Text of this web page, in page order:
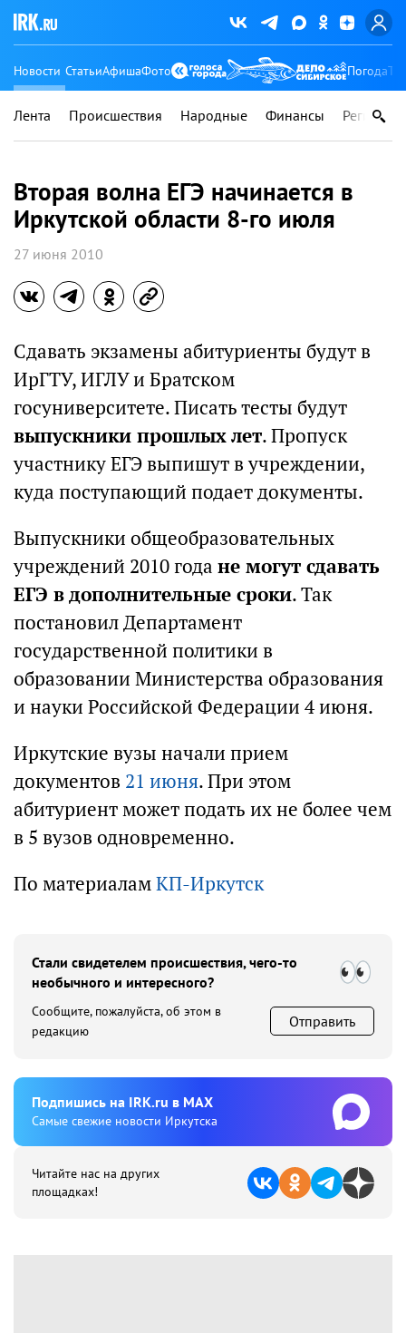
Новости СтатьиАфишаФото Погода
Лента Происшествия Народные Финансы Регионы
Вторая волна ЕГЭ начинается в
Иркутской области 8-го июля
27 июня 2010
Сдавать экзамены абитуриенты будут в
ИрГТУ, ИГЛУ и Братском
госуниверситете. Писать тесты будут
выпускники прошлых лет. Пропуск
участнику ЕГЭ выпишут в учреждении,
куда поступающий подает документы.
Выпускники общеобразовательных
учреждений 2010 года не могут сдавать
ЕГЭ в дополнительные сроки. Так
постановил Департамент
государственной политики в
образовании Министерства образования
и науки Российской Федерации 4 июня.
Иркутские вузы начали прием
документов 21 июня. При этом
абитуриент может подать их не более чем
в 5 вузов одновременно.
По материаламКП-Иркутск
Стали свидетелем происшествия, чего-то
необычного и интересного?
Сообщите, пожалуйста, об этом в
редакцию
Отправить
Подпишиcь на IRK.ru в MAX
Cамые свежие новости Иркутска
Читайте нас на других
площадках!